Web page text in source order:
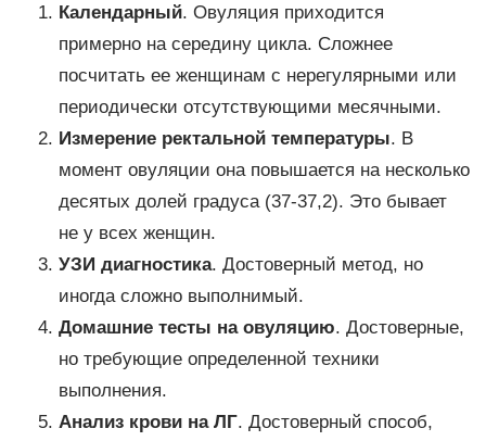
Календарный. Овуляция приходится
примерно на середину цикла. Сложнее
посчитать ее женщинам с нерегулярными или
периодически отсутствующими месячными.
Измерение ректальной температуры. В
момент овуляции она повышается на несколько
десятых долей градуса (37-37,2). Это бывает
не у всех женщин.
УЗИ диагностика. Достоверный метод, но
иногда сложно выполнимый.
Домашние тесты на овуляцию. Достоверные,
но требующие определенной техники
выполнения.
Анализ крови на ЛГ. Достоверный способ,